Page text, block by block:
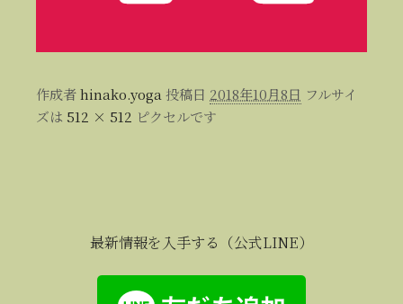
作成者hinako.yoga 投稿日 2018年10月8日 フルサイ
ズは 512 × 512 ピクセルです
最新情報を入手する（公式LINE）